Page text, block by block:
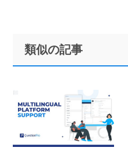
Primary
Sidebar
Footer
類似の記事